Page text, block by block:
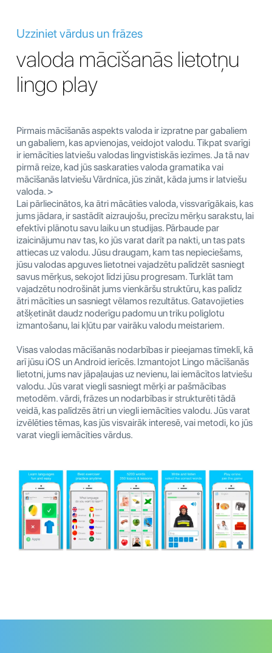
Uzziniet vārdus un frāzes
valoda mācīšanās lietotņu
lingo play
Pirmais mācīšanās aspekts valoda ir izpratne par gabaliem
un gabaliem, kas apvienojas, veidojot valodu. Tikpat svarīgi
ir iemācīties latviešu valodas lingvistiskās iezīmes. Ja tā nav
pirmā reize, kad jūs saskaraties valoda gramatika vai
mācīšanās latviešu Vārdnīca, jūs zināt, kāda jums ir latviešu
valoda. >
Lai pārliecinātos, ka ātri mācāties valoda, vissvarīgākais, kas
jums jādara, ir sastādīt aizraujošu, precīzu mērķu sarakstu, lai
efektīvi plānotu savu laiku un studijas. Pārbaude par
izaicinājumu nav tas, ko jūs varat darīt pa nakti, un tas pats
attiecas uz valodu. Jūsu draugam, kam tas nepieciešams,
jūsu valodas apguves lietotnei vajadzētu palīdzēt sasniegt
savus mērķus, sekojot līdzi jūsu progresam. Turklāt tam
vajadzētu nodrošināt jums vienkāršu struktūru, kas palīdz
ātri mācīties un sasniegt vēlamos rezultātus. Gatavojieties
atšķetināt daudz noderīgu padomu un triku poliglotu
izmantošanu, lai kļūtu par vairāku valodu meistariem.
Visas valodas mācīšanās nodarbības ir pieejamas tīmeklī, kā
arī jūsu iOS un Android ierīcēs. Izmantojot Lingo mācīšanās
lietotni, jums nav jāpaļaujas uz nevienu, lai iemācītos latviešu
valodu. Jūs varat viegli sasniegt mērķi ar pašmācības
metodēm. vārdi, frāzes un nodarbības ir strukturēti tādā
veidā, kas palīdzēs ātri un viegli iemācīties valodu. Jūs varat
izvēlēties tēmas, kas jūs visvairāk interesē, vai metodi, ko jūs
varat viegli iemācīties vārdus.